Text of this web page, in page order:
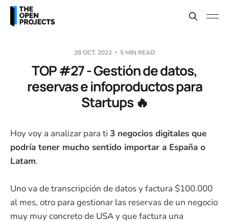
28 OCT. 2022 5 MIN READ
TOP #27 - Gestión de datos,
reservas e infoproductos para
Startups 🔥
Hoy voy a analizar para ti 3 negocios digitales que
podría tener mucho sentido importar a España o
Latam.
Uno va de transcripción de datos y factura $100.000
al mes, otro para gestionar las reservas de un negocio
muy muy concreto de USA y que factura una